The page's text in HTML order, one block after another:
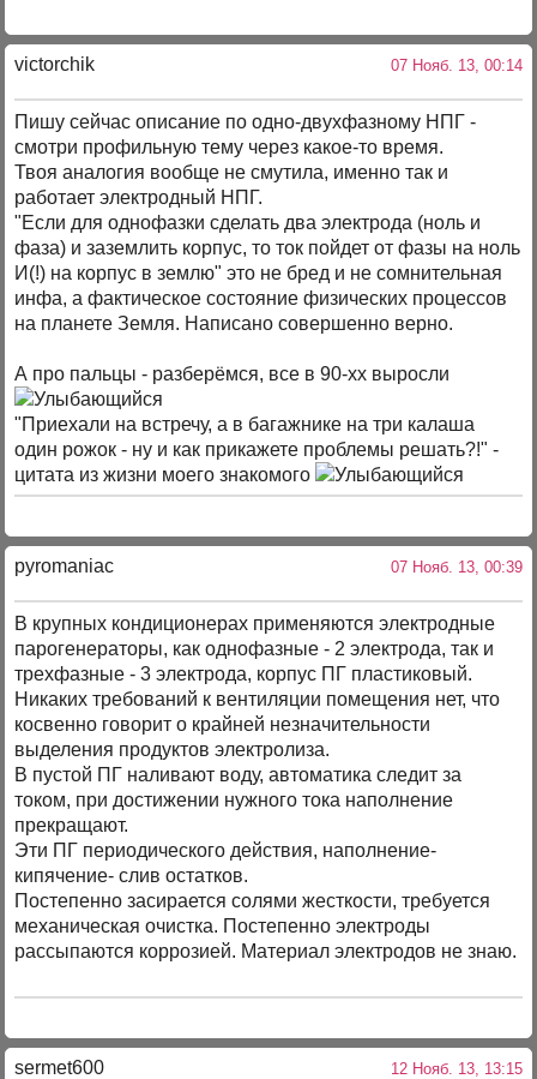
victorchik 07 Нояб. 13, 00:14
Пишу сейчас описание по одно-двухфазному НПГ -
смотри профильную тему через какое-то время.
Твоя аналогия вообще не смутила, именно так и
работает электродный НПГ.
"Если для однофазки сделать два электрода (ноль и
фаза) и заземлить корпус, то ток пойдет от фазы на ноль
И(!) на корпус в землю" это не бред и не сомнительная
инфа, а фактическое состояние физических процессов
на планете Земля. Написано совершенно верно.
А про пальцы - разберёмся, все в 90-хх выросли
"Приехали на встречу, а в багажнике на три калаша
один рожок - ну и как прикажете проблемы решать?!" -
цитата из жизни моего знакомого
pyromaniac 07 Нояб. 13, 00:39
В крупных кондиционерах применяются электродные
парогенераторы, как однофазные - 2 электрода, так и
трехфазные - 3 электрода, корпус ПГ пластиковый.
Никаких требований к вентиляции помещения нет, что
косвенно говорит о крайней незначительности
выделения продуктов электролиза.
В пустой ПГ наливают воду, автоматика следит за
током, при достижении нужного тока наполнение
прекращают.
Эти ПГ периодического действия, наполнение-
кипячение- слив остатков.
Постепенно засирается солями жесткости, требуется
механическая очистка. Постепенно электроды
рассыпаются коррозией. Материал электродов не знаю.
sermet600 12 Нояб. 13, 13:15